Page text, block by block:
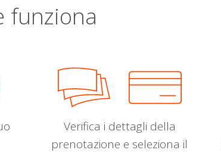
funziona
Verifica i dettagli della
prenotazione e seleziona il